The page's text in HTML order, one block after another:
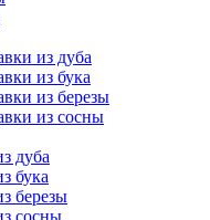
из дуба
из бука
из березы
из сосны
дуба
бука
березы
сосны